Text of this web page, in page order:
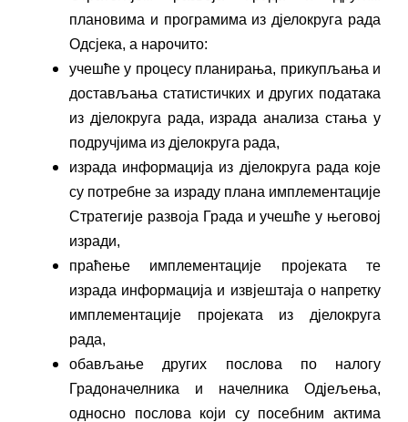
плановима и програмима из дјелокруга рада
Одсјека, а нарочито:
учешће у процесу планирања, прикупљања и
достављања статистичких и других података
из дјелокруга рада, израда анализа стања у
подручјима из дјелокруга рада,
израда информација из дјелокруга рада које
су потребне за израду плана имплементације
Стратегије развоја Града и учешће у његовој
изради,
праћење имплементације пројеката те
израда информација и извјештаја о напретку
имплементације пројеката из дјелокруга
рада,
обављање других послова по налогу
Градоначелника и начелника Одјељења,
односно послова који су посебним актима